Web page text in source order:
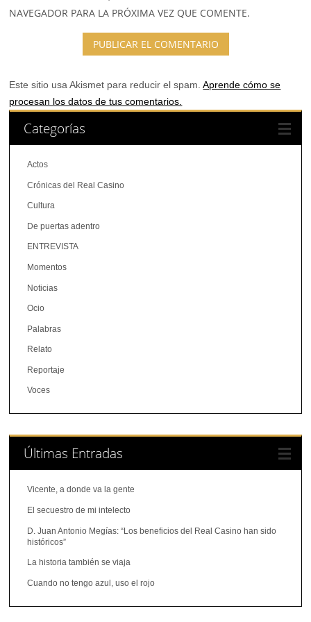
NAVEGADOR PARA LA PRÓXIMA VEZ QUE COMENTE.
Este sitio usa Akismet para reducir el spam.Aprende cómo se
procesan los datos de tus comentarios.
Categorías
Actos
Crónicas del Real Casino
Cultura
De puertas adentro
ENTREVISTA
Momentos
Noticias
Ocio
Palabras
Relato
Reportaje
Voces
Últimas Entradas
Vicente, a donde va la gente
El secuestro de mi intelecto
D. Juan Antonio Megías: “Los beneficios del Real Casino han sido
históricos”
La historia también se viaja
Cuando no tengo azul, uso el rojo